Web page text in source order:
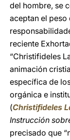
del hombre, se
aceptan el
reciente
“Christifideles
animación
específica de
orgánica e
(Christifideles
Instrucción
precisado que